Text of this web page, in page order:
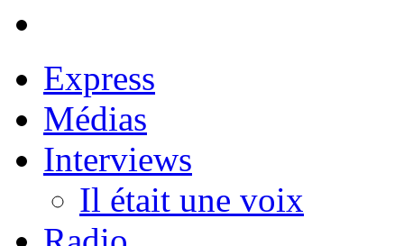
Express
Médias
Interviews
Il était une voix